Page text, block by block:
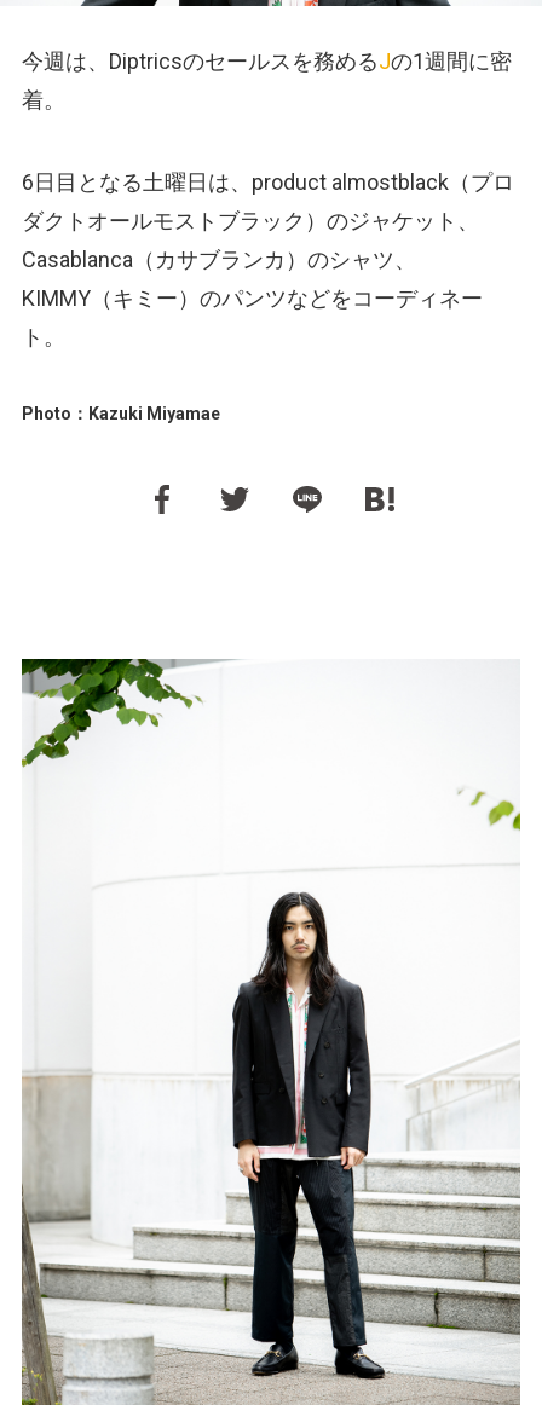
今週は、Diptricsのセールスを務めるJの1週間に密
着。
6日目となる土曜日は、product almostblack（プロ
ダクトオールモストブラック）のジャケット、
Casablanca（カサブランカ）のシャツ、
KIMMY（キミー）のパンツなどをコーディネー
ト。
Photo：Kazuki Miyamae